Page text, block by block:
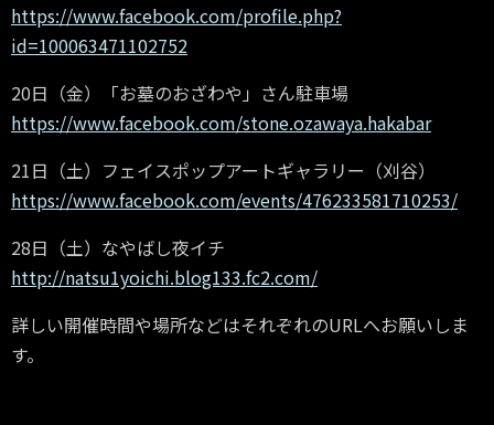
https://www.facebook.com/profile.php?
id=100063471102752
20日（金）「お墓のおざわや」さん駐車場
https://www.facebook.com/stone.ozawaya.hakabar
21日（土）フェイスポップアートギャラリー（刈谷）
https://www.facebook.com/events/476233581710253/
28日（土）なやばし夜イチ
http://natsu1yoichi.blog133.fc2.com/
詳しい開催時間や場所などはそれぞれのURLへお願いしま
す。